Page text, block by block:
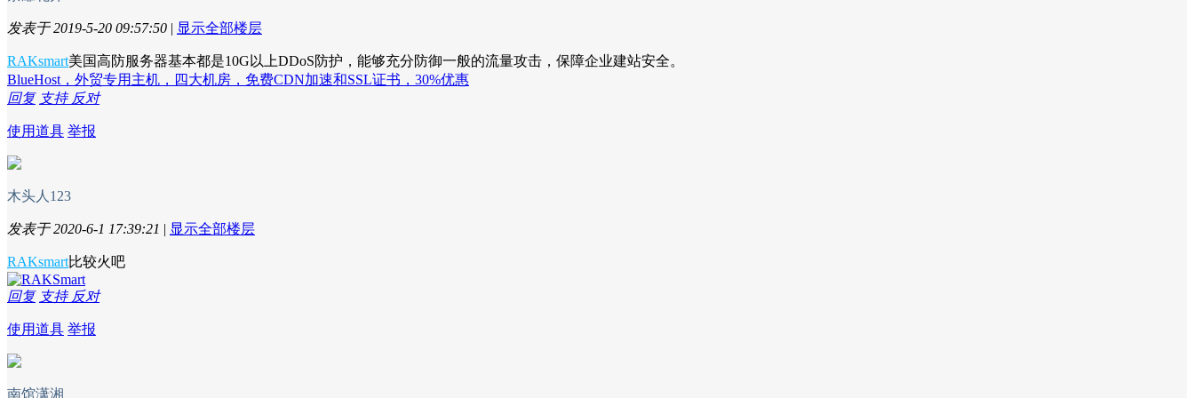
发表于 2019-5-20 09:57:50 | 显示全部楼层
RAKsmart美国高防服务器基本都是10G以上DDoS防护，能够充分防御一般的流量攻击，保障企业建站安全。
BlueHost，外贸专用主机，四大机房，免费CDN加速和SSL证书，30%优惠
回复 支持 反对
使用道具 举报
木头人123
发表于 2020-6-1 17:39:21 | 显示全部楼层
RAKsmart比较火吧
回复 支持 反对
使用道具 举报
南馆潇湘